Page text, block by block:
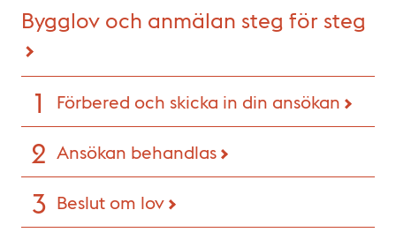
Bygglov och anmälan steg för steg
Förbered och skicka in din ansökan
Ansökan behandlas
Beslut om lov